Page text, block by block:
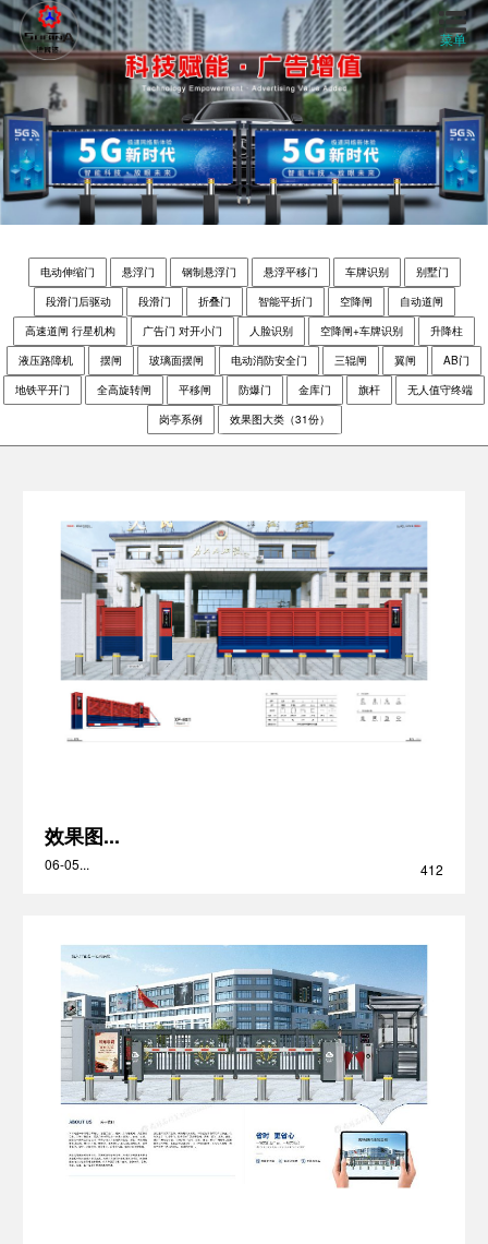
菜单
首页
关于我们
工程案例
视频中心
学生招聘
电动伸缩门 悬浮门 钢制悬浮门 悬浮平移门 车牌识别
别墅门
段滑门后驱动
段滑门 折叠门 智能平折门 空降闸
自动道闸
高速道闸 行星机构
广告门 对开小门 人脸识别 空降闸+车牌识别
升降柱
液压路障机
摆闸 玻璃面摆闸 电动消防安全门 三辊闸 翼闸
AB门
地铁平开门
全高旋转闸 平移闸 防爆门 金库门 旗杆
无人值守终端
岗亭系例
效果图大类（31份）
效果图...
06-05... 412